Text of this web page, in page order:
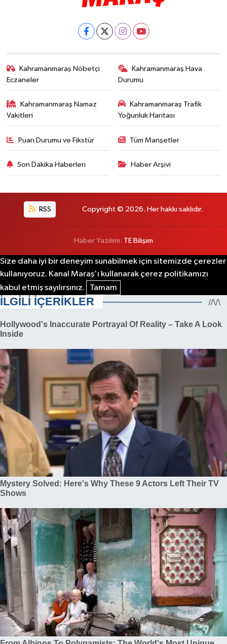
Kahramanmaraş Nöbetçi
Eczaneler
Kahramanmaraş Hava
Durumu
Kahramanmaraş Namaz
Vakitleri
Kahramanmaraş Trafik
Yoğunluk Haritası
Puan Durumu ve Fikstür Tüm Manşetler
Son Dakika Haberleri Haber Arşivi
RSS Copyright © 2026. Her hakkı saklıdır.
Haber Yazılımı: TE Bilişim
Size daha iyi bir deneyim sunabilmek için sitemizde çerezler
kullanıyoruz. Kanal Maraş'ı kullanarak çerez politikamızı
kabul etmiş sayılırsınız.
Tamam